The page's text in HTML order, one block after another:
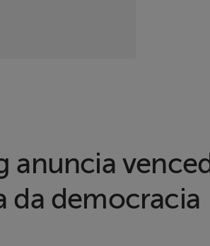
anuncia
da democracia